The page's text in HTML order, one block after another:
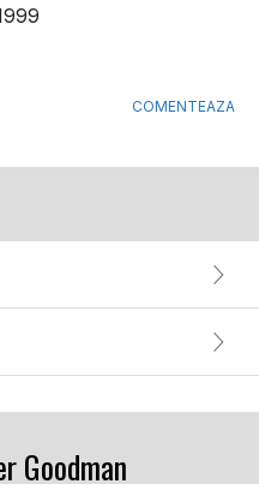
COMENTEAZA
Goodman